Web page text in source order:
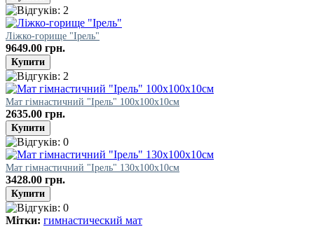
Ліжко-горище "Ірель"
9649.00 грн.
Мат гімнастичний "Ірель" 100х100х10см
2635.00 грн.
Мат гімнастичний "Ірель" 130х100х10см
3428.00 грн.
Мітки: гимнастический мат